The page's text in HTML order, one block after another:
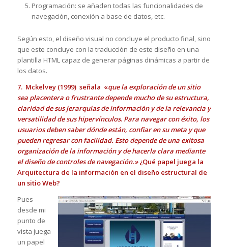
Programación: se añaden todas las funcionalidades de
navegación, conexión a base de datos, etc.
Según esto, el diseño visual no concluye el producto final, sino
que este concluye con la traducción de este diseño en una
plantilla HTML capaz de generar páginas dinámicas a partir de
los datos.
7. Mckelvey (1999) señala «que la exploración de un sitio
sea placentera o frustrante depende mucho de su estructura,
claridad de sus jerarquías de información y de la relevancia y
versatilidad de sus hipervínculos. Para navegar con éxito, los
usuarios deben saber dónde están, confiar en su meta y que
pueden regresar con facilidad. Esto depende de una exitosa
organización de la información y de hacerla clara mediante
el diseño de controles de navegación.»¿Qué papel juega la
Arquitectura de la información en el diseño estructural de
un sitio Web?
Pues
desde mi
punto de
vista juega
un papel